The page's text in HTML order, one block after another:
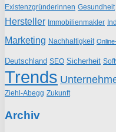
Existenzgründerinnen Gesundheit
Hersteller Immobilienmakler
Marketing Nachhaltigkeit
Deutschland SEO Sicherheit
Trends
Ziehl-Abegg Zukunft
Archiv